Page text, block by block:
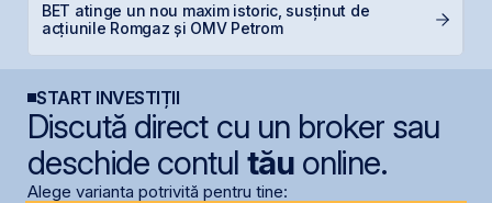
BET atinge un nou maxim istoric, susținut de
acțiunile Romgaz și OMV Petrom
START INVESTIȚII
Discută direct cu un broker sau
deschide contul tăuonline.
Alege varianta potrivită pentru tine: